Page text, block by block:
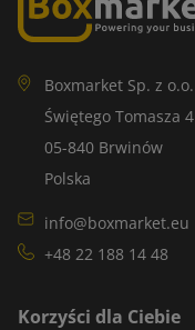
Boxmarket Sp. z o.o.
Świętego Tomasza 4
05-840 Brwinów
Polska
info@boxmarket.eu
+48 22 188 14 48
Korzyści dla Ciebie